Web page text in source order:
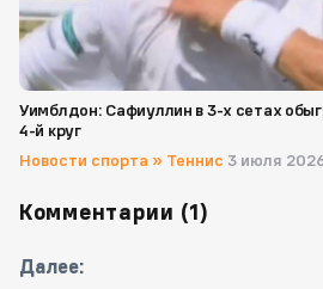
Уимблдон: Сафиуллин в 3-х сетах
4-й круг
Новости спорта » Теннис 3 июля
Комментарии (1)
Далее: